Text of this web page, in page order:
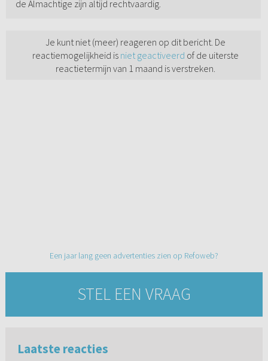
de Almachtige zijn altijd rechtvaardig.
Je kunt niet (meer) reageren op dit bericht. De
reactiemogelijkheid is niet geactiveerd of de uiterste
reactietermijn van 1 maand is verstreken.
Een jaar lang geen advertenties zien op Refoweb?
STEL EEN VRAAG
Laatste reacties